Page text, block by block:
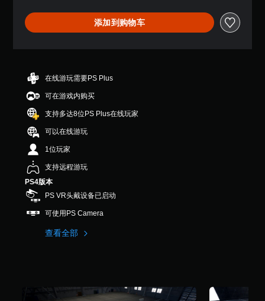
.
5
满
5
颗
，
4
个
评
价
）
添加到购物车
在线游玩需要PS Plus
可在游戏内购买
支持多达8位PS Plus在线玩家
可以在线游玩
1位玩家
支持远程游玩
PS4版本
PS VR头戴设备已启动
可使用PS Camera
查看全部